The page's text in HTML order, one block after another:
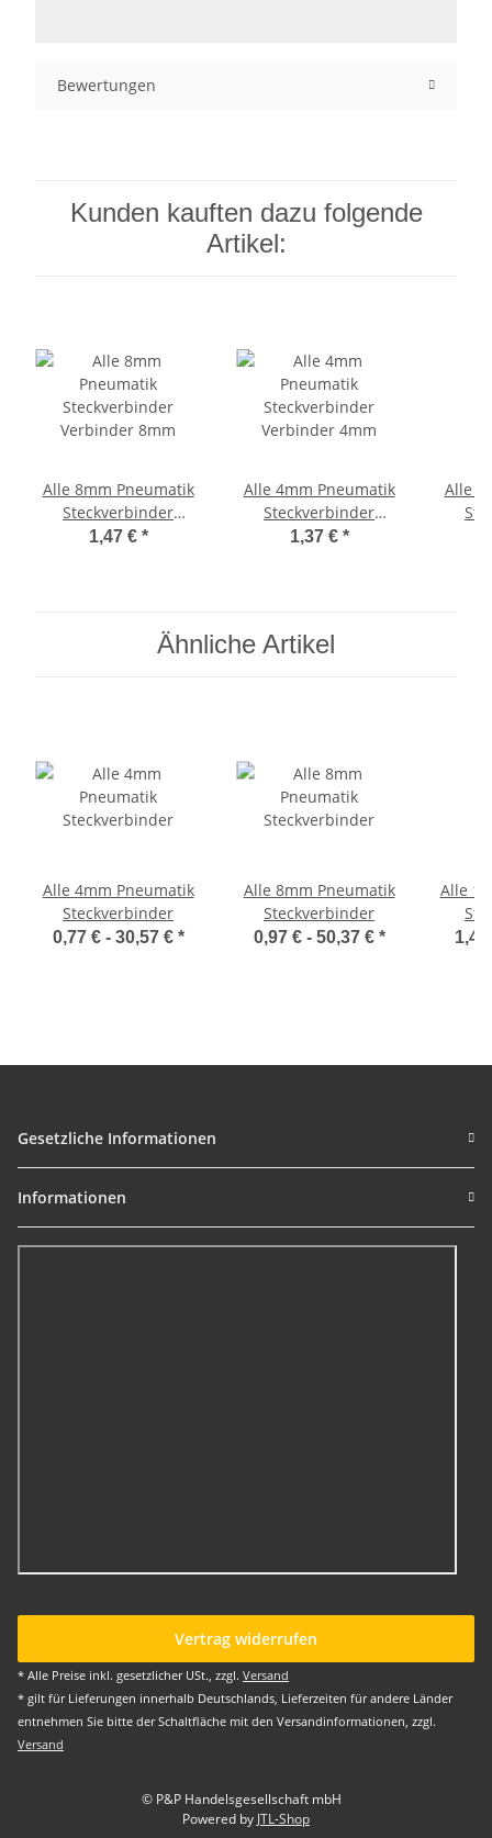
Bewertungen
Kunden kauften dazu folgende
Artikel:
Alle 8mm Pneumatik
Steckverbinder
Verbinder 8mm
1,47 € *
Alle 4mm Pneumatik
Steckverbinder
Verbinder 4mm
1,37 € *
Alle
Ähnliche Artikel
Alle 4mm Pneumatik
Steckverbinder
0,77 € - 30,57 € *
Alle 8mm Pneumatik
Steckverbinder
0,97 € - 50,37 € *
Alle
Gesetzliche Informationen
Informationen
Vertrag widerrufen
* Alle Preise inkl. gesetzlicher USt., zzgl. Versand
* gilt für Lieferungen innerhalb Deutschlands, Lieferzeiten für andere Länder
entnehmen Sie bitte der Schaltfläche mit den Versandinformationen, zzgl.
Versand
© P&P Handelsgesellschaft mbH
Powered by JTL-Shop